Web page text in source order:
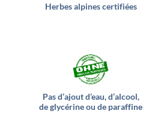
Herbes alpines certifiées
Pas d’ajout d’eau, d’alcool,
de glycérine ou de paraffine